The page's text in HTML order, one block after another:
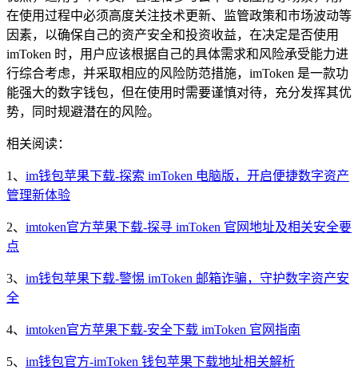
在使用过程中必须高度关注技术更新、监管政策和市场波动等
因素，以确保自己的资产安全和投资收益，在决定是否使用
imToken 时，用户应该根据自己的具体需求和风险承受能力进
行综合考虑，并采取相应的风险防范措施，imToken 是一款功
能强大的数字钱包，但在使用时需要谨慎对待，充分发挥其优
势，同时规避潜在的风险。
相关阅读：
1、 im钱包苹果下载-探索 imToken 电脑版，开启便捷数字资产
管理新体验
2、 imtoken官方苹果下载-探寻 imToken 官网地址及相关安全要
点
3、 im钱包苹果下载-警惕 imToken 邮箱诈骗，守护数字资产安
全
4、 imtoken官方苹果下载-安全下载 imToken 官网指南
5、 im钱包官方-imToken 钱包苹果下载地址相关解析